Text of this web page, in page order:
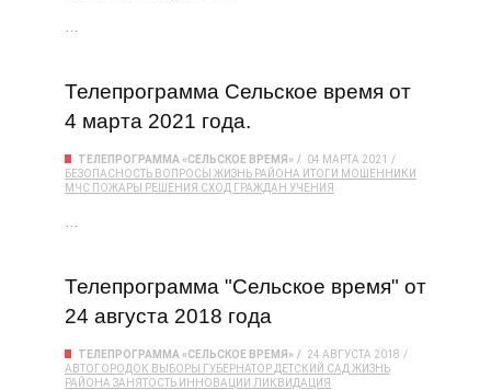
…
Телепрограмма Сельское время от
4 марта 2021 года.
ТЕЛЕПРОГРАММА «СЕЛЬСКОЕ ВРЕМЯ»
04 МАРТА 2021
БЕЗОПАСНОСТЬ ВОПРОСЫ ЖИЗНЬ РАЙОНА ИТОГИ МОШЕННИКИ
МЧС ПОЖАРЫ РЕШЕНИЯ СХОД ГРАЖДАН УЧЕНИЯ
…
Телепрограмма "Сельское время" от
24 августа 2018 года
ТЕЛЕПРОГРАММА «СЕЛЬСКОЕ ВРЕМЯ»
24 АВГУСТА 2018
АВТОГОРОДОК ВЫБОРЫ ГУБЕРНАТОР ДЕТСКИЙ САД ЖИЗНЬ
РАЙОНА ЗАНЯТОСТЬ ИННОВАЦИИ ЛИКВИДАЦИЯ